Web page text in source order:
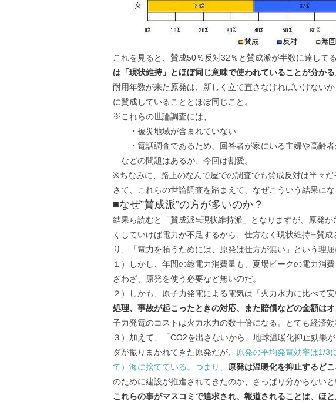
これを見ると、賛成50％反対32％と賛成派が半数に達してる
は「現状維持」とほぼ同じ意味で使われていることが分かる
耐用年数が来た原発は、新しく立て直さなければいけない
に賛成していることとほぼ同じこと。
※これらの世論調査には、
・被災地域が含まれていない
・電話調査であるため、回答者が家にいる主婦や高齢者
などの問題はあるが、今回は割愛。
※ちなみに、路上のなんで屋での調査でも賛成反対は半々だ
さて、これらの世論調査を踏まえて、なぜこういう結果に
■なぜ”賛成派”の方が多いのか？
結果ら読むと「賛成派≒現状維持派」となりますが、原発
くしていけば電力が不足するから、仕方なく現状維持≒賛
り、「電力を賄うためには、原発は仕方が無い」という理
１）しかし、年間の総電力消費量も、夏場ピークの電力消
ざわざ、原発を使う必要など無いのだ。
２）しかも、原子力発電による電気は「火力水力に比べて安
処理、事故が起こったときの対応、また賠償などの金額は
子力発電のコストは火力水力の数十倍になる。とても経済効
３）加えて、「CO2を出さないから、地球温暖化抑止効果
ダが振りまかれてきた原発だが、
原発の平均発電効率は1/3
て）海に捨てている。つまり、 原発は温暖化を抑止するど
のために建設が推進されてきたのか、さっぱり分からない
これらの事がマスコミで追求され、報道されることは、ほ